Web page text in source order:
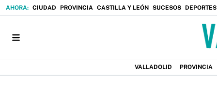
CIUDAD PROVINCIA CASTILLA Y LEÓN SUCESOS DEPORTES
VALLADOLID PROVINCIA